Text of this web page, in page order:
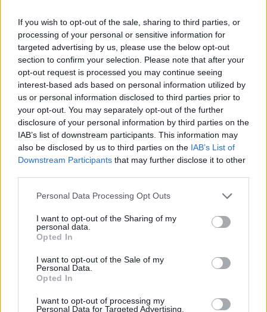
If you wish to opt-out of the sale, sharing to third parties, or
processing of your personal or sensitive information for
targeted advertising by us, please use the below opt-out
section to confirm your selection. Please note that after your
opt-out request is processed you may continue seeing
interest-based ads based on personal information utilized by
us or personal information disclosed to third parties prior to
your opt-out. You may separately opt-out of the further
disclosure of your personal information by third parties on the
IAB’s list of downstream participants. This information may
also be disclosed by us to third parties on the IAB’s List of
Downstream Participants that may further disclose it to other
Personal Data Processing Opt Outs
I want to opt-out of the Sharing of my
personal data.
Opted In
I want to opt-out of the Sale of my
Personal Data.
Opted In
I want to opt-out of processing my
Personal Data for Targeted Advertising.
V pěti zemích Amazonie zatkli stovky lidí kvůli
environmentální kriminalitě
5.8.2026 10:34 | BOGOTÁ (ČTK)
Policisté v pěti zemích ležících
v Amazonii pozatýkali stovky
lidí a zabavili dřevo, minerály i
zvířata v hodnotě přes 280
milionů dolarů (kolem 5,9
miliard korun) při jednom z největších koordinovaných zásahů
proti environmentální kriminalitě v největším deštném pralese
Zelený štít 2026 zapojily Bolívie, Brazílie, Kolumbie, Ekvádor a Peru.
Potok Bylanka v Pardubicích vyschl. Městský obvod
chce, aby Povodí Labe vyčistilo koryto
Diskuse: 1
Potok Bylanka v Pardubicích v
vyschl. Městský obvod VI chce